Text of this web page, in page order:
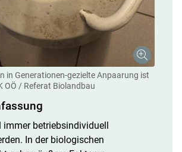
in Generationen-gezielte Anpaarung ist
OÖ / Referat Biolandbau
immer betriebsindividuell
In der biologischen